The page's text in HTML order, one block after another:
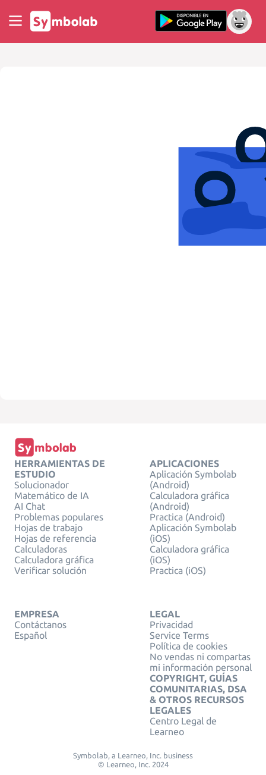
HERRAMIENTAS DE
ESTUDIO
Solucionador
Matemático de IA
AI Chat
Problemas populares
Hojas de trabajo
Hojas de referencia
Calculadoras
Calculadora gráfica
Verificar solución
APLICACIONES
Aplicación Symbolab
(Android)
Calculadora gráfica
(Android)
Practica (Android)
Aplicación Symbolab
(iOS)
Calculadora gráfica
(iOS)
Practica (iOS)
EMPRESA
Contáctanos
Español
LEGAL
Privacidad
Service Terms
Política de cookies
No vendas ni compartas
mi información personal
COPYRIGHT, GUÍAS
COMUNITARIAS, DSA
& OTROS RECURSOS
LEGALES
Centro Legal de
Learneo
Symbolab, a Learneo, Inc. business
© Learneo, Inc. 2024